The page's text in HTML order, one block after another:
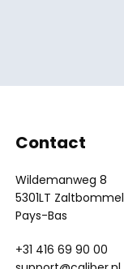
Contact
Wildemanweg 8
5301LT Zaltbommel
Pays-Bas
+31 416 69 90 00